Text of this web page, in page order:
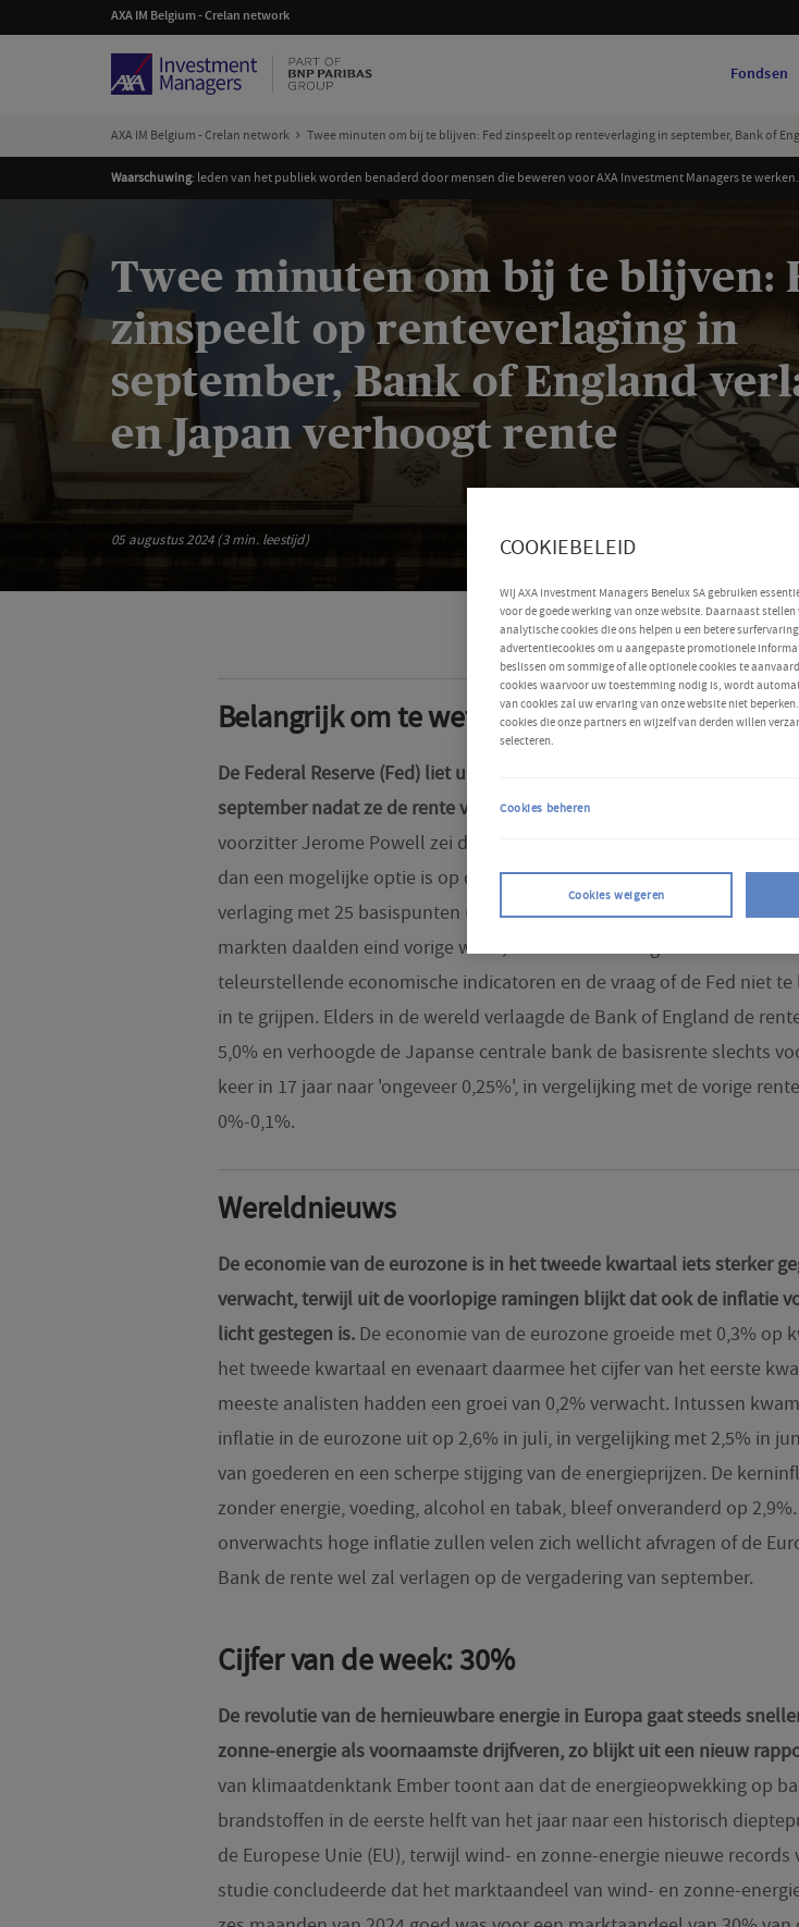
AXA IM Belgium - Crelan network
Fondsen
AXA IM Belgium - Crelan network Twee minuten om bij te blijven: Fed zinspeelt op renteverlaging in september, Bank of
Waarschuwing: leden van het publiek worden benaderd door mensen die beweren voor AXA Investment Managers te
Twee minuten om bij te blijven:
zinspeelt op renteverlaging in
september, Bank of England
en Japan verhoogt rente
05 augustus 2024 (3 min. leestijd)
Belangrijk om te weten
De Federal Reserve (Fed) liet uitschijnen dat de bank de rente mogelijk
september nadat ze de rente vorige week stabiel hield tussen 5,25%-
voorzitter Jerome Powell zei dat als de inflatie verder blijft dalen, een
dan een mogelijke optie is op de vergadering van september. AXA IM
verlaging met 25 basispunten (bp) in september en december. De
markten daalden eind vorige week, deels door de ongerustheid over
teleurstellende economische indicatoren en de vraag of de Fed niet
in te grijpen. Elders in de wereld verlaagde de Bank of England de
5,0% en verhoogde de Japanse centrale bank de basisrente slechts
keer in 17 jaar naar 'ongeveer 0,25%', in vergelijking met de vorige
0%-0,1%.
Wereldnieuws
De economie van de eurozone is in het tweede kwartaal iets sterker
verwacht, terwijl uit de voorlopige ramingen blijkt dat ook de inflatie
licht gestegen is. De economie van de eurozone groeide met 0,3% op
het tweede kwartaal en evenaart daarmee het cijfer van het eerste
meeste analisten hadden een groei van 0,2% verwacht. Intussen
inflatie in de eurozone uit op 2,6% in juli, in vergelijking met 2,5% in
van goederen en een scherpe stijging van de energieprijzen. De
zonder energie, voeding, alcohol en tabak, bleef onveranderd op
onverwachts hoge inflatie zullen velen zich wellicht afvragen of de
Bank de rente wel zal verlagen op de vergadering van september.
Cijfer van de week: 30%
De revolutie van de hernieuwbare energie in Europa gaat steeds
zonne-energie als voornaamste drijfveren, zo blijkt uit een nieuw
van klimaatdenktank Ember toont aan dat de energieopwekking op
brandstoffen in de eerste helft van het jaar naar een historisch
de Europese Unie (EU), terwijl wind- en zonne-energie nieuwe records
studie concludeerde dat het marktaandeel van wind- en zonne-
COOKIEBELEID
Wij AXA Investment Managers Benelux SA gebruiken
voor de goede werking van onze website. Daarnaast
analytische cookies die ons helpen u een betere
advertentiecookies om u aangepaste promotionele
beslissen om sommige of alle optionele cookies te
cookies waarvoor uw toestemming nodig is, wordt
van cookies zal uw ervaring van onze website niet
cookies die onze partners en wijzelf van derden willen
selecteren.
Cookies weigeren
Cookies beheren